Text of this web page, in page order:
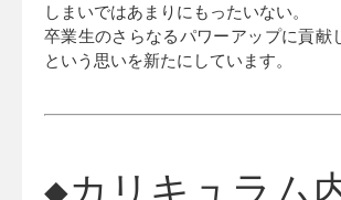
しまいではあまりにもったいない。
卒業生のさらなるパワーアップに貢献
という思いを新たにしています。
◆カリキュラム